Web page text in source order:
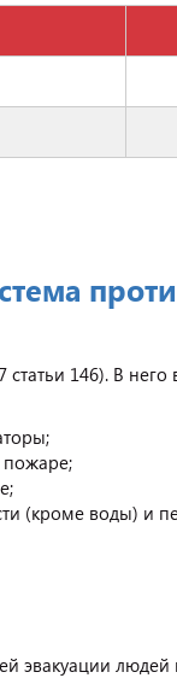
146). В него
пожаре;
(кроме воды) и
эвакуации